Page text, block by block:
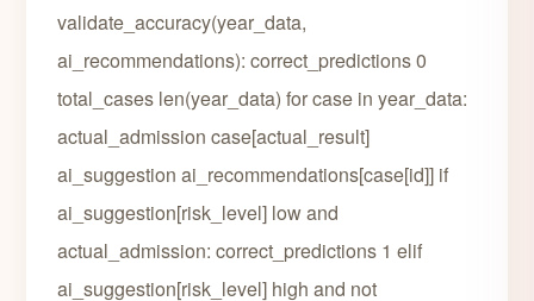
validate_accuracy(year_data,
ai_recommendations): correct_predictions 0
total_cases len(year_data) for case in year_data:
actual_admission case[actual_result]
ai_suggestion ai_recommendations[case[id]] if
ai_suggestion[risk_level] low and
actual_admission: correct_predictions 1 elif
ai_suggestion[risk_level] high and not